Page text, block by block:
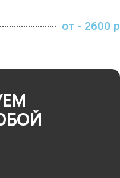
от - 2600 р